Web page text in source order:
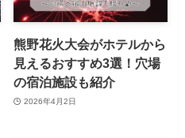
熊野花火大会がホテルから
見えるおすすめ3選！穴場
の宿泊施設も紹介
2026年4月2日